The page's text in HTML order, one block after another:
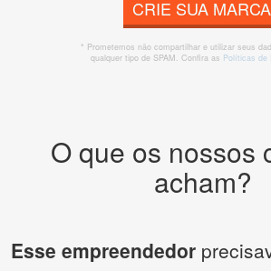
CRIE SUA MARCA
* Prometemos não compartilhar e utilizar seus
qualquer tipo de SPAM. Confira as Políticas de
O que os nossos
acham?
Esse empreendedor